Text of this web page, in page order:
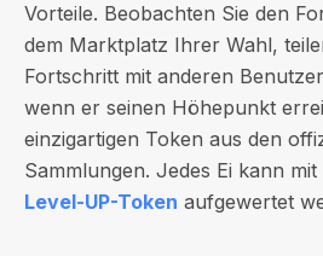
Vorteile. Beobachten Sie den
dem Marktplatz Ihrer Wahl,
Fortschritt mit anderen
wenn er seinen Höhepunkt
einzigartigen Token aus den
Sammlungen. Jedes Ei kann
Level-UP-Token aufgewertet